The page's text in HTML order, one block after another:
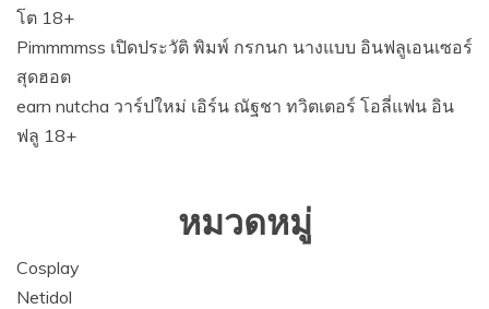
โต 18+
Pimmmmss เปิดประวัติ พิมพ์ กรกนก นางแบบ อินฟลูเอนเซอร์
สุดฮอต
earn nutcha วาร์ปใหม่ เอิร์น ณัฐชา ทวิตเตอร์ โอลี่แฟน อิน
ฟลู 18+
หมวดหมู่
Cosplay
Netidol